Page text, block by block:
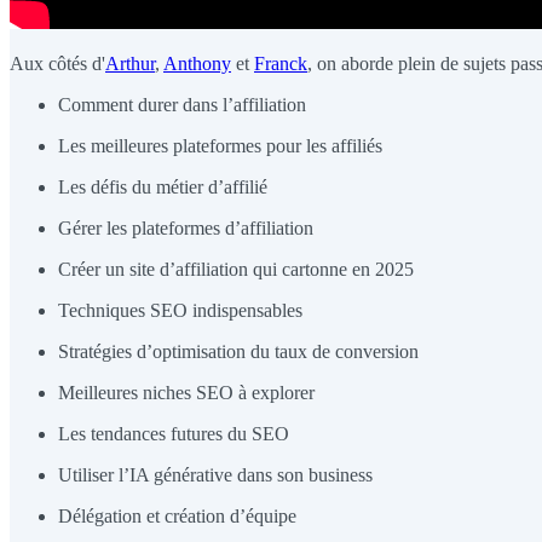
Aux côtés d'Arthur, Anthony et Franck, on aborde plein de sujets
Comment durer dans l’affiliation
Les meilleures plateformes pour les affiliés
Les défis du métier d’affilié
Gérer les plateformes d’affiliation
Créer un site d’affiliation qui cartonne en 2025
Techniques SEO indispensables
Stratégies d’optimisation du taux de conversion
Meilleures niches SEO à explorer
Les tendances futures du SEO
Utiliser l’IA générative dans son business
Délégation et création d’équipe